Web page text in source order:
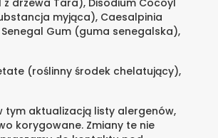
drzewa Tara), Disodium Cocoyl
myjąca), Caesalpinia
Gum (guma senegalska),
(roślinny środek chelatujący),
tym aktualizacją listy alergenów,
korygowane. Zmiany te nie